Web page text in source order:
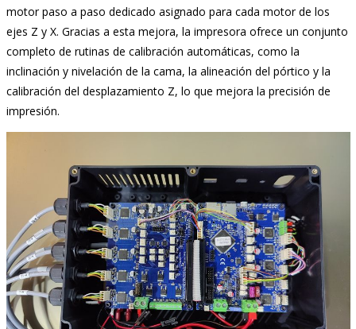
motor paso a paso dedicado asignado para cada motor de los
ejes Z y X. Gracias a esta mejora, la impresora ofrece un conjunto
completo de rutinas de calibración automáticas, como la
inclinación y nivelación de la cama, la alineación del pórtico y la
calibración del desplazamiento Z, lo que mejora la precisión de
impresión.